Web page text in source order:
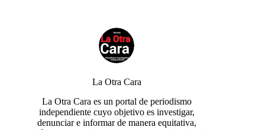
La Otra Cara
La Otra Cara es un portal de periodismo
independiente cuyo objetivo es investigar,
denunciar e informar de manera equitativa,